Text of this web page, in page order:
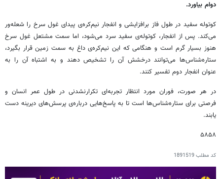
دوام بیاورد.
کوتوله سفید در طول فاز برافزایشی و انفجار نیم‌کره‌ی پیدای غول سرخ را شعله‌ور
می‌کند. پس از انفجار، کوتوله‌ی سفید سرد می‌شود، اما سمت مشتعل غول سرخ
هنوز بسیار گرم است و هنگامی که این نیم‌کره‌ی داغ به سمت زمین قرار بگیرد،
ستاره‌شناس‌ها می‌توانند درخشش آن را تشخیص دهند و به اشتباه آن را به
عنوان انفجار دوم تفسیر کنند.
در هر صورت، فوران مورد انتظار تجربه‌ای تکرارنشدنی در طول عمر انسان و
فرصتی برای ستاره‌شناس‌ها است تا به پاسخ‌هایی درباره‌ی پرسش‌های دیرینه دست
یابند.
۵۸۵۸
کد مطلب1891519